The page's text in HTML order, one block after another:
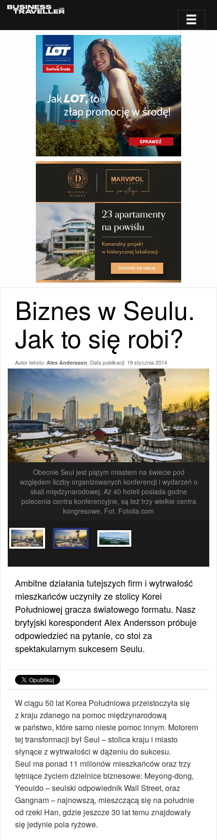
Biznes w Seulu.
Jak to się robi?
Autor tekstu: Alex Andersson , Data publikacji: 19 stycznia 2014
Obecnie Seul jest piątym miastem na świecie pod
względem liczby organizowanych konferencji i wydarzeń o
skali międzynarodowej. Aż 40 hoteli posiada godne
polecenia centra konferencyjne, są też trzy wielkie centra
kongresowe. Fot. Fotolia.com
Ambitne działania tutejszych firm i wytrwałość
mieszkańców uczyniły ze stolicy Korei
Południowej gracza światowego formatu. Nasz
brytyjski korespondent Alex Andersson próbuje
odpowiedzieć na pytanie, co stoi za
spektakularnym sukcesem Seulu.
W ciągu 50 lat Korea Południowa przeistoczyła się
z kraju zdanego na pomoc międzynarodową
w państwo, które samo niesie pomoc innym. Motorem
tej transformacji był Seul – stolica kraju i miasto
słynące z wytrwałości w dążeniu do sukcesu.
Seul ma ponad 11 milionów mieszkańców oraz trzy
tętniące życiem dzielnice biznesowe: Meyong-dong,
Yeouido – seulski odpowiednik Wall Street, oraz
Gangnam – najnowszą, mieszczącą się na południe
od rzeki Han, gdzie jeszcze 30 lat temu znajdowały
się jedynie pola ryżowe.